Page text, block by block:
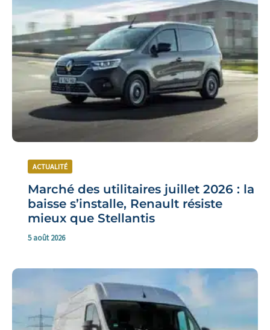
ACTUALITÉ
Marché des utilitaires juillet 2026 : la
baisse s’installe, Renault résiste
mieux que Stellantis
5 août 2026